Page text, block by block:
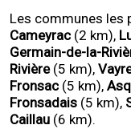
Les communes les
Cameyrac(2 km),
Germain-de-la-
Rivière(5 km),
Fronsac(5 km),
Fronsadais (5 km),
Caillau (6 km).